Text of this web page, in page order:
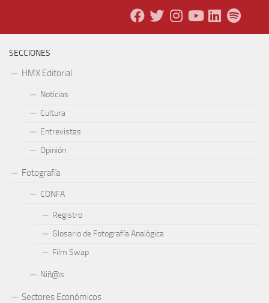
SECCIONES
HMX Editorial
Noticias
Cultura
Entrevistas
Opinión
Fotografía
CONFA
Registro
Glosario de Fotografía Analógica
Film Swap
Niñ@s
Sectores Económicos